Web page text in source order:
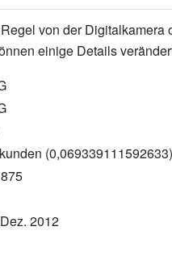
von der
einige Details
(0,069339111592633)
2012